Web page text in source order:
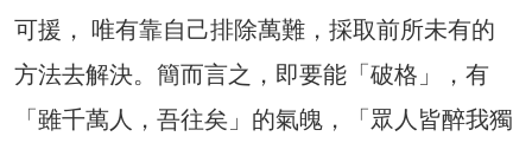
可援， 唯有靠自己排除萬難，採取前所未有的
方法去解決。簡而言之，即要能「破格」，有
「雖千萬人，吾往矣」的氣魄，「眾人皆醉我獨